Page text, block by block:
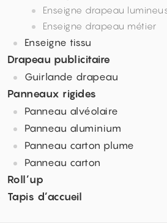
Enseigne drapeau
Enseigne drapeau métier
Enseigne tissu
Drapeau publicitaire
Guirlande drapeau
Panneaux rigides
Panneau alvéolaire
Panneau aluminium
Panneau carton plume
Panneau carton
Roll’up
Tapis d’accueil